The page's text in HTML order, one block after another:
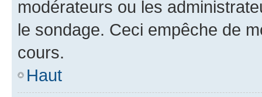
modérateurs ou les
le sondage. Ceci empêche de
cours.
Haut